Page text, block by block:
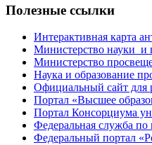
Полезные ссылки
Интерактивная карта
Министерство науки и
Министерство
Наука и образование
Официальный сайт для
Портал «Высшее
Портал Консорциума
Федеральная служба по
Федеральный портал